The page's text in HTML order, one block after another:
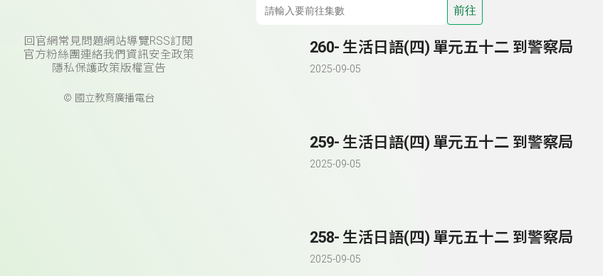
回官網常見問題網站導覽RSS訂閱
官方粉絲團連絡我們 資訊安全政策
隱私保護政策版權宣告
© 國立教育廣播電台
前往
260- 生活日語(四) 單元五十二 到警察局
2025-09-05
259- 生活日語(四) 單元五十二 到警察局
2025-09-05
258- 生活日語(四) 單元五十二 到警察局
2025-09-05